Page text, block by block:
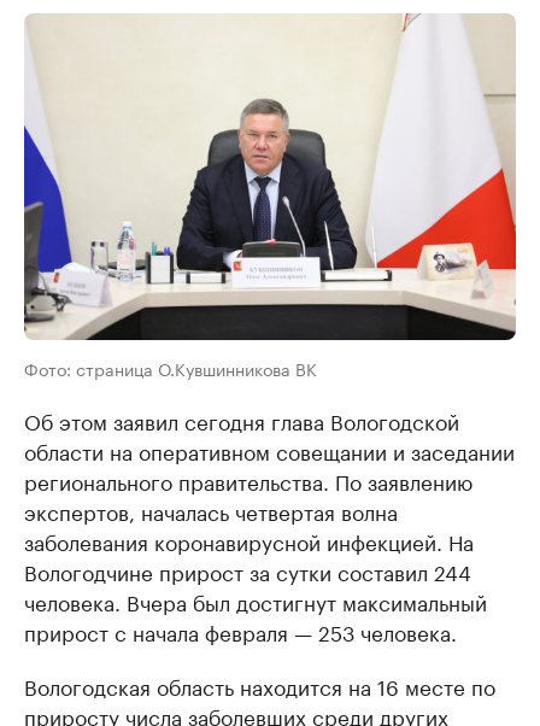
Фото: страница О.Кувшинникова ВК
Об этом заявил сегодня глава Вологодской
области на оперативном совещании и заседании
регионального правительства. По заявлению
экспертов, началась четвертая волна
заболевания коронавирусной инфекцией. На
Вологодчине прирост за сутки составил 244
человека. Вчера был достигнут максимальный
прирост с начала февраля — 253 человека.
Вологодская область находится на 16 месте по
приросту числа заболевших среди других